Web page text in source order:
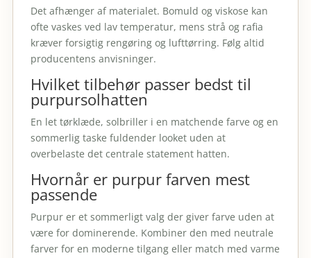
Det afhænger af materialet. Bomuld og viskose kan
ofte vaskes ved lav temperatur, mens strå og rafia
kræver forsigtig rengøring og lufttørring. Følg altid
producentens anvisninger.
Hvilket tilbehør passer bedst til
purpursolhatten
En let tørklæde, solbriller i en matchende farve og en
sommerlig taske fuldender looket uden at
overbelaste det centrale statement hatten.
Hvornår er purpur farven mest
passende
Purpur er et sommerligt valg der giver farve uden at
være for dominerende. Kombiner den med neutrale
farver for en moderne tilgang eller match med varme